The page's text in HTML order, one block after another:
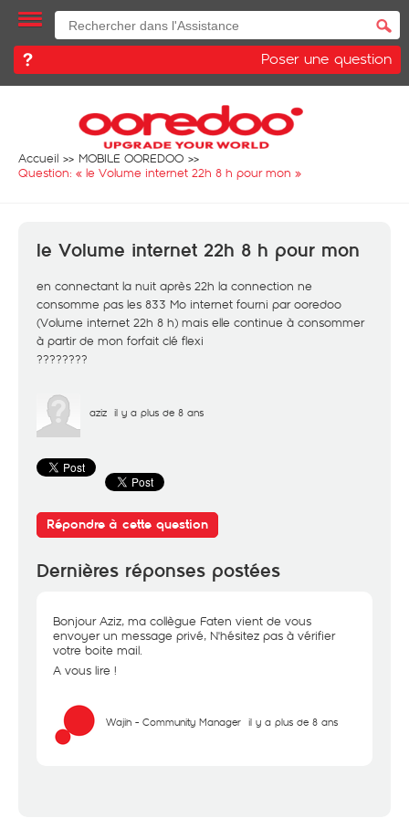
Poser une question
Accueil
MOBILE OOREDOO
Question: « le Volume internet 22h 8 h pour mon »
le Volume internet 22h 8 h pour mon
en connectant la nuit après 22h la connection ne
consomme pas les 833 Mo internet fourni par ooredoo
(Volume internet 22h 8 h) mais elle continue à consommer
à partir de mon forfait clé flexi
????????
aziz il y a plus de 8 ans
Répondre à cette question
Dernières réponses postées
Bonjour Aziz, ma collègue Faten vient de vous
envoyer un message privé, N'hésitez pas à vérifier
votre boite mail.
A vous lire !
Wajih - Community Manager il y a plus de 8 ans